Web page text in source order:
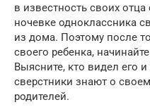
в известность своих
ночевке одноклассника
из дома. Поэтому после
своего ребенка,
Выясните, кто видел его
сверстники знают о
родителей.